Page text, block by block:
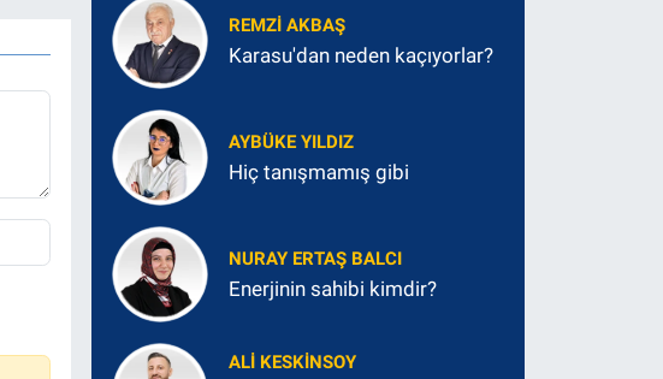
REMZI AKBAŞ
Karasu'dan neden kaçıyorlar?
AYBÜKE YILDIZ
Hiç tanışmamış gibi
NURAY ERTAŞ BALCI
Enerjinin sahibi kimdir?
ALI KESKINSOY